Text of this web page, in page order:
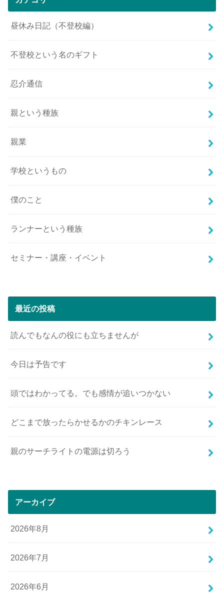
昼休み日記（不登校編）
不登校という名のギフト
忍介通信
親という種族
親業
学校というもの
僕のこと
ランナーという種族
セミナー・講座・イベント
最近の投稿
読んでもなんの役にも立ちませんが
今日は予告です
頭ではわかってる。でも感情が追いつかない
どこまで放ったらかせるかのチキンレース
親のサーチライトの電源は切ろう
アーカイブ
2026年8月
2026年7月
2026年6月